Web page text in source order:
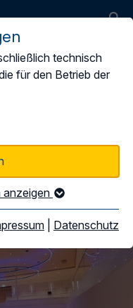
technisch
für den Betrieb der
anzeigen
Datenschutz